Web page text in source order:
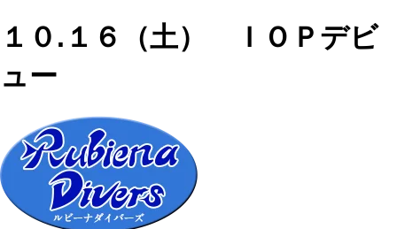
１０.１６（土） ＩＯＰデビ
ュー